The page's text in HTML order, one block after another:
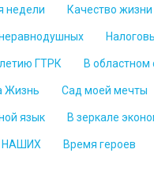
недели Качество жизни
ГТРК В областном
Жизнь Сад моей мечты
язык В зеркале
НАШИХ Время героев